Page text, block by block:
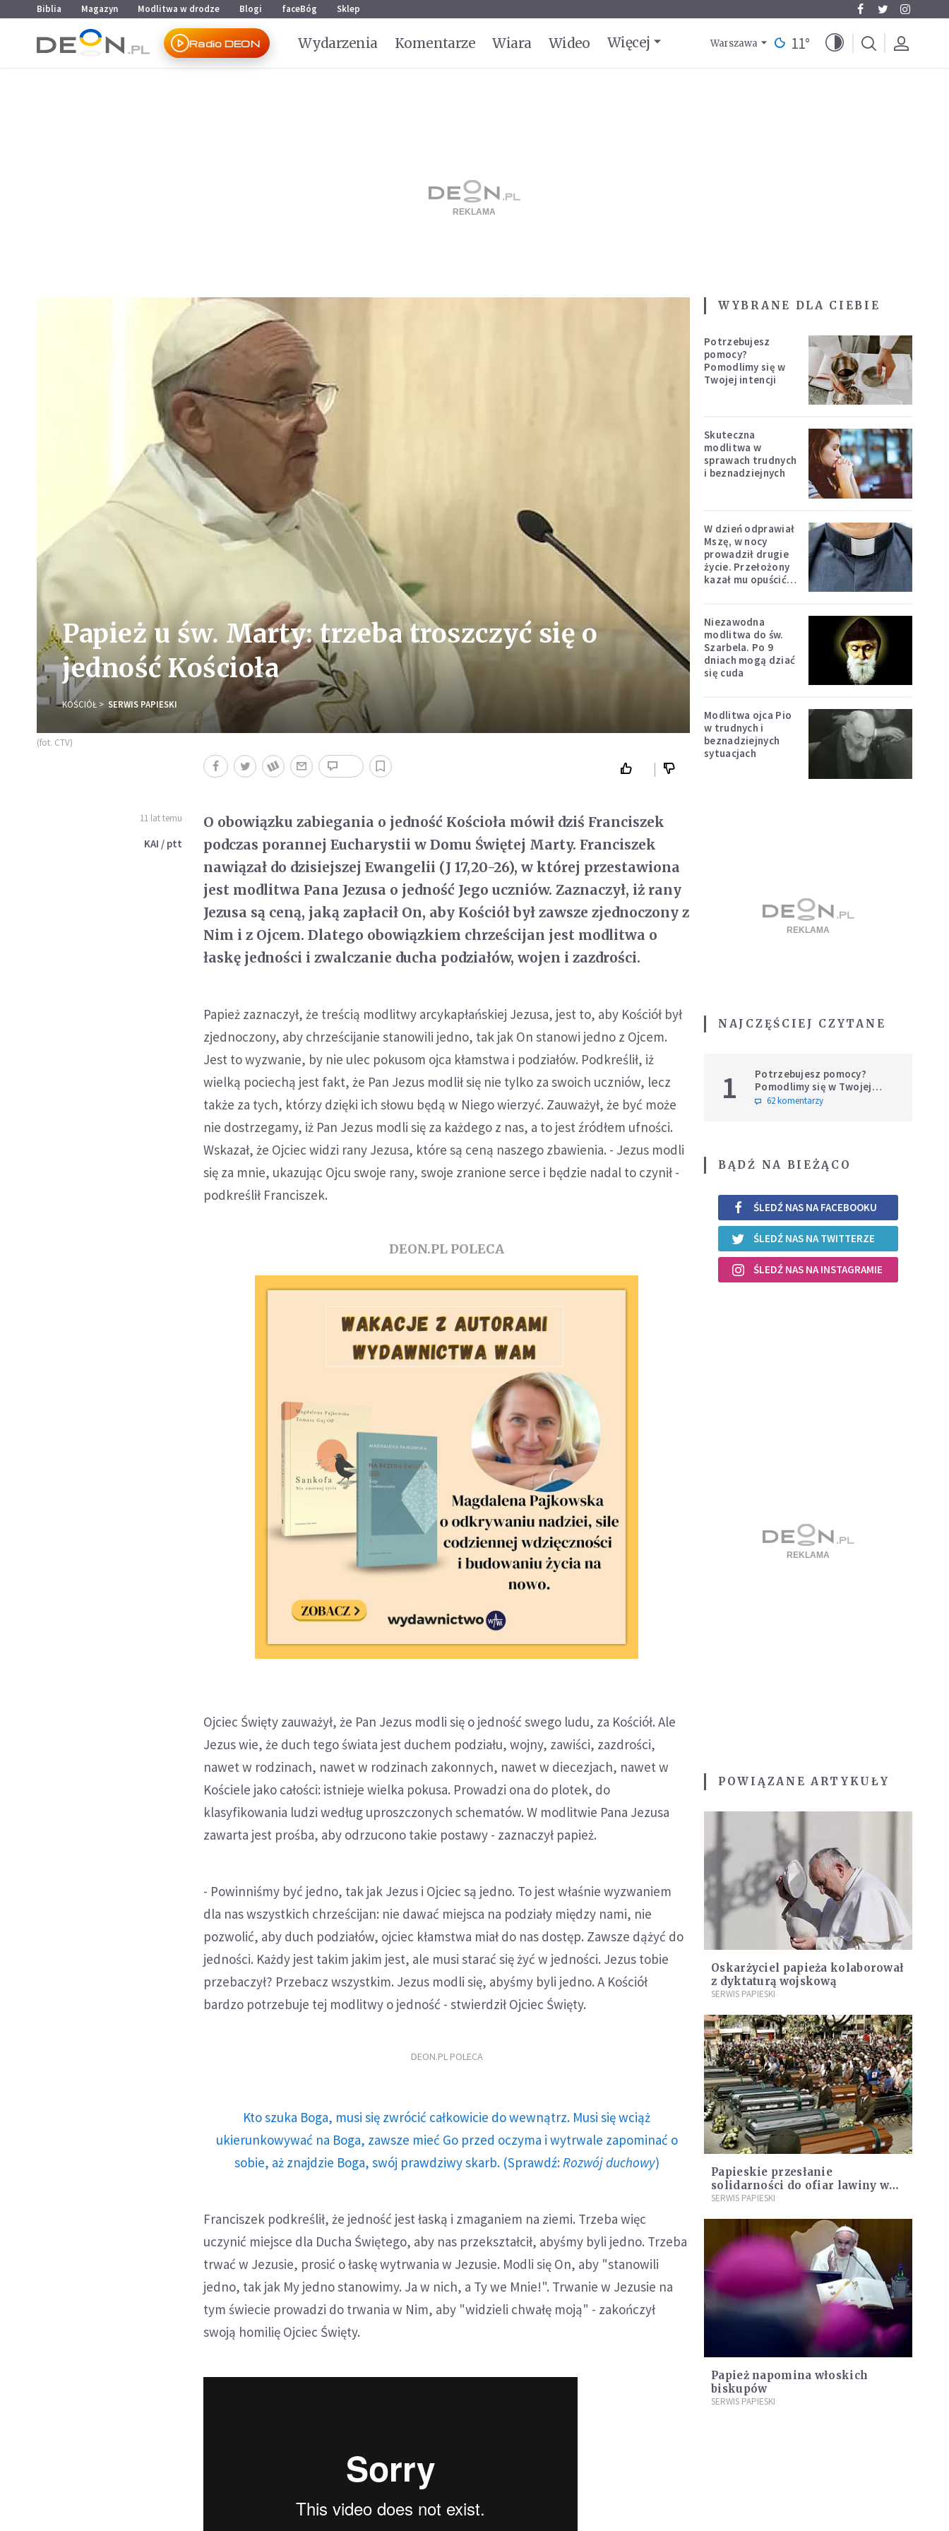
Przejdź do menu głównego
Przejdź do treści
Biblia Magazyn Modlitwa w drodze Blogi faceBóg Sklep
Radio DEON Wydarzenia Komentarze Wiara Wideo Więcej Warszawa 11°
Papież u św. Marty: trzeba troszczyć się o
jedność Kościoła
KOŚCIÓŁ SERWIS PAPIESKI
(fot. CTV)
11 lat temu
KAI / ptt
O obowiązku zabiegania o jedność Kościoła mówił dziś Franciszek
podczas porannej Eucharystii w Domu Świętej Marty. Franciszek
nawiązał do dzisiejszej Ewangelii (J 17,20-26), w której przestawiona
jest modlitwa Pana Jezusa o jedność Jego uczniów. Zaznaczył, iż rany
Jezusa są ceną, jaką zapłacił On, aby Kościół był zawsze zjednoczony z
Nim i z Ojcem. Dlatego obowiązkiem chrześcijan jest modlitwa o
łaskę jedności i zwalczanie ducha podziałów, wojen i zazdrości.
Papież zaznaczył, że treścią modlitwy arcykapłańskiej Jezusa, jest to, aby Kościół był
zjednoczony, aby chrześcijanie stanowili jedno, tak jak On stanowi jedno z Ojcem.
Jest to wyzwanie, by nie ulec pokusom ojca kłamstwa i podziałów. Podkreślił, iż
wielką pociechą jest fakt, że Pan Jezus modlił się nie tylko za swoich uczniów, lecz
także za tych, którzy dzięki ich słowu będą w Niego wierzyć. Zauważył, że być może
nie dostrzegamy, iż Pan Jezus modli się za każdego z nas, a to jest źródłem ufności.
Wskazał, że Ojciec widzi rany Jezusa, które są ceną naszego zbawienia. - Jezus modli
się za mnie, ukazując Ojcu swoje rany, swoje zranione serce i będzie nadal to czynił -
podkreślił Franciszek.
DEON.PL POLECA
Ojciec Święty zauważył, że Pan Jezus modli się o jedność swego ludu, za Kościół. Ale
Jezus wie, że duch tego świata jest duchem podziału, wojny, zawiści, zazdrości,
nawet w rodzinach, nawet w rodzinach zakonnych, nawet w diecezjach, nawet w
Kościele jako całości: istnieje wielka pokusa. Prowadzi ona do plotek, do
klasyfikowania ludzi według uproszczonych schematów. W modlitwie Pana Jezusa
zawarta jest prośba, aby odrzucono takie postawy - zaznaczył papież.
- Powinniśmy być jedno, tak jak Jezus i Ojciec są jedno. To jest właśnie wyzwaniem
dla nas wszystkich chrześcijan: nie dawać miejsca na podziały między nami, nie
pozwolić, aby duch podziałów, ojciec kłamstwa miał do nas dostęp. Zawsze dążyć do
jedności. Każdy jest takim jakim jest, ale musi starać się żyć w jedności. Jezus tobie
przebaczył? Przebacz wszystkim. Jezus modli się, abyśmy byli jedno. A Kościół
bardzo potrzebuje tej modlitwy o jedność - stwierdził Ojciec Święty.
DEON.PL POLECA
Kto szuka Boga, musi się zwrócić całkowicie do wewnątrz. Musi się wciąż
ukierunkowywać na Boga, zawsze mieć Go przed oczyma i wytrwale zapominać o
sobie, aż znajdzie Boga, swój prawdziwy skarb. (Sprawdź: Rozwój duchowy)
Franciszek podkreślił, że jedność jest łaską i zmaganiem na ziemi. Trzeba więc
uczynić miejsce dla Ducha Świętego, aby nas przekształcił, abyśmy byli jedno. Trzeba
trwać w Jezusie, prosić o łaskę wytrwania w Jezusie. Modli się On, aby "stanowili
jedno, tak jak My jedno stanowimy. Ja w nich, a Ty we Mnie!". Trwanie w Jezusie na
tym świecie prowadzi do trwania w Nim, aby "widzieli chwałę moją" - zakończył
swoją homilię Ojciec Święty.
WYBRANE DLA CIEBIE
Potrzebujesz
pomocy?
Pomodlimy się w
Twojej intencji
Skuteczna
modlitwa w
sprawach trudnych
i beznadziejnych
W dzień odprawiał
Mszę, w nocy
prowadził drugie
życie. Przełożony
kazał mu opuścić
Niezawodna
modlitwa do św.
Szarbela. Po 9
dniach mogą dziać
się cuda
Modlitwa ojca Pio
w trudnych i
beznadziejnych
sytuacjach
NAJCZĘŚCIEJ CZYTANE
1
Potrzebujesz pomocy?
Pomodlimy się w Twojej
intencji
62 komentarzy
BĄDŹ NA BIEŻĄCO
ŚLEDŹ NAS NA FACEBOOKU
ŚLEDŹ NAS NA TWITTERZE
ŚLEDŹ NAS NA INSTAGRAMIE
POWIĄZANE ARTYKUŁY
Oskarżyciel papieża kolaborował
z dyktaturą wojskową
SERWIS PAPIESKI
Papieskie przesłanie
solidarności do ofiar lawiny w
Salgar
SERWIS PAPIESKI
Papież napomina włoskich
biskupów
SERWIS PAPIESKI